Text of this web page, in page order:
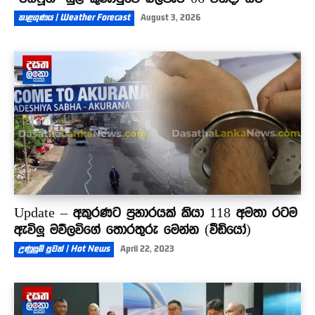
කාළගුණය | Weather Forecast August 3, 2026
Update – අකුරණට ප්‍රහාරයක් කියා 118 අමතා රටම
ඇවිලූ මව්ලවිගේ තොරතුරු මෙන්න (වීඩියෝ)
උණුසුම් පුවත් | Hot News April 22, 2023